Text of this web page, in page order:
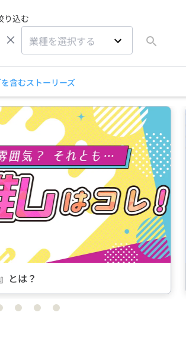
り込む
× 業種を選択する
を含むストーリーズ
ではの視点のインタビュー
item item item